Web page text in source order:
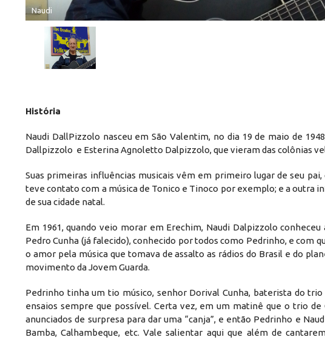
Naudi
História
Naudi DallPizzolo nasceu em São Valentim, no dia 19 de maio de
Dallpizzolo e Esterina Agnoletto Dalpizzolo, que vieram das colônias
Suas primeiras influências musicais vêm em primeiro lugar de seu
teve contato com a música de Tonico e Tinoco por exemplo; e a outra
de sua cidade natal.
Em 1961, quando veio morar em Erechim, Naudi Dalpizzolo
Pedro Cunha (já falecido), conhecido por todos como Pedrinho, e com
o amor pela música que tomava de assalto as rádios do Brasil e do
movimento da Jovem Guarda.
Pedrinho tinha um tio músico, senhor Dorival Cunha, baterista do
ensaios sempre que possível. Certa vez, em um matinê que o trio
anunciados de surpresa para dar uma “canja”, e então Pedrinho e
Bamba, Calhambeque, etc. Vale salientar aqui que além de